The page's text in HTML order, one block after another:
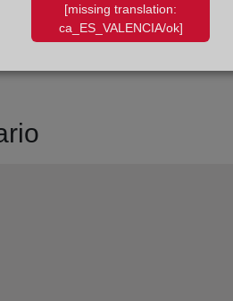
Silvia Núñez Sánchez
Delegado de Protección de Datos:
[missing translation:
ca_ES_VALENCIA/ok]